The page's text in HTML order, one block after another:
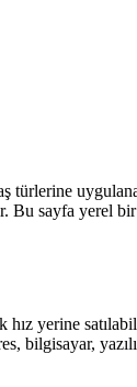
Bu sayfa yerel
yerine
bilgisayar,